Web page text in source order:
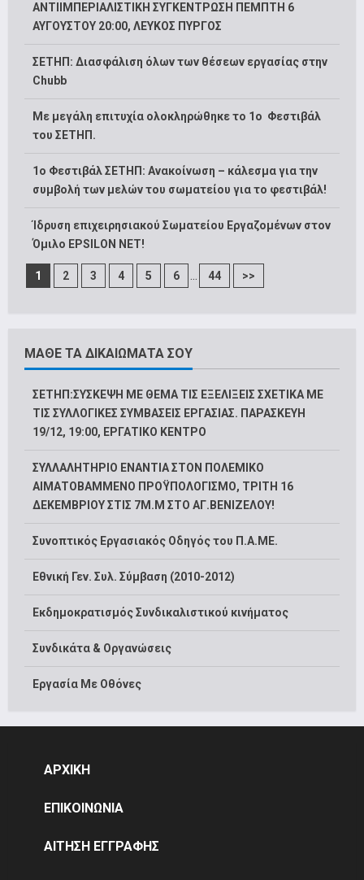
ΑΝΤΙΙΜΠΕΡΙΑΛΙΣΤΙΚΗ ΣΥΓΚΕΝΤΡΩΣΗ ΠΕΜΠΤΗ 6
ΑΥΓΟΥΣΤΟΥ 20:00, ΛΕΥΚΟΣ ΠΥΡΓΟΣ
ΣΕΤΗΠ: Διασφάλιση όλων των θέσεων εργασίας στην
Chubb
Με μεγάλη επιτυχία ολοκληρώθηκε το 1ο Φεστιβάλ
του ΣΕΤΗΠ.
1o Φεστιβάλ ΣΕΤΗΠ: Ανακοίνωση – κάλεσμα για την
συμβολή των μελών του σωματείου για το φεστιβάλ!
Ίδρυση επιχειρησιακού Σωματείου Εργαζομένων στον
Όμιλο EPSILON NET!
1 2 3 4 5 6 ... 44 >>
ΜΑΘΕ ΤΑ ΔΙΚΑΙΩΜΑΤΑ ΣΟΥ
ΣΕΤΗΠ:ΣΥΣΚΕΨΗ ΜΕ ΘΕΜΑ ΤΙΣ ΕΞΕΛΙΞΕΙΣ ΣΧΕΤΙΚΑ ΜΕ
ΤΙΣ ΣΥΛΛΟΓΙΚΕΣ ΣΥΜΒΑΣΕΙΣ ΕΡΓΑΣΙΑΣ. ΠΑΡΑΣΚΕΥΗ
19/12, 19:00, ΕΡΓΑΤΙΚΟ ΚΕΝΤΡΟ
ΣΥΛΛΑΛΗΤΗΡΙΟ ΕΝΑΝΤΙΑ ΣΤΟΝ ΠΟΛΕΜΙΚΟ
ΑΙΜΑΤΟΒΑΜΜΕΝΟ ΠΡΟΫΠΟΛΟΓΙΣΜΟ, ΤΡΙΤΗ 16
ΔΕΚΕΜΒΡΙΟΥ ΣΤΙΣ 7Μ.Μ ΣΤΟ ΑΓ.ΒΕΝΙΖΕΛΟΥ!
Συνοπτικός Εργασιακός Οδηγός του Π.Α.ΜΕ.
Εθνική Γεν. Συλ. Σύμβαση (2010-2012)
Εκδημοκρατισμός Συνδικαλιστικού κινήματος
Συνδικάτα & Οργανώσεις
Εργασία Με Οθόνες
ΑΡΧΙΚΗ
ΕΠΙΚΟΙΝΩΝΙΑ
ΑΙΤΗΣΗ ΕΓΓΡΑΦΗΣ